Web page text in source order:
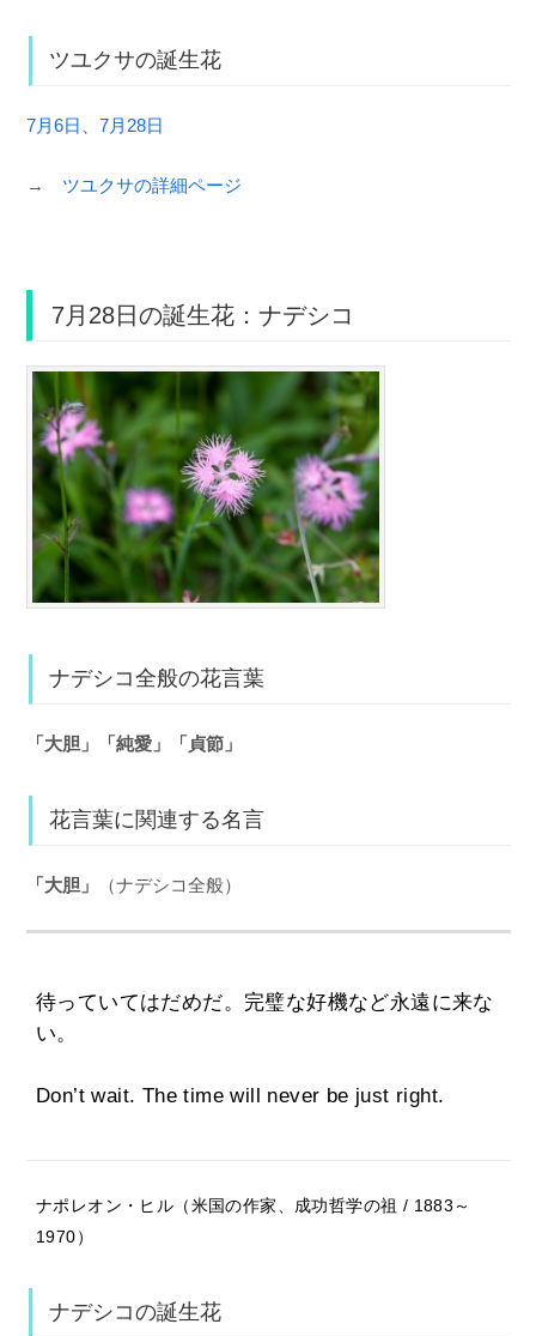
ツユクサの誕生花
7月6日 7月28日
→ ツユクサの詳細ページ
7月28日の誕生花：ナデシコ
ナデシコ全般の花言葉
「大胆」「純愛」「貞節」
花言葉に関連する名言
「大胆」 （ナデシコ全般）
待っていてはだめだ。完璧な好機など永遠に来な
い。
Don’t wait. The time will never be just right.
ナポレオン・ヒル（米国の作家、成功哲学の祖 / 1883～
1970）
ナデシコの誕生花